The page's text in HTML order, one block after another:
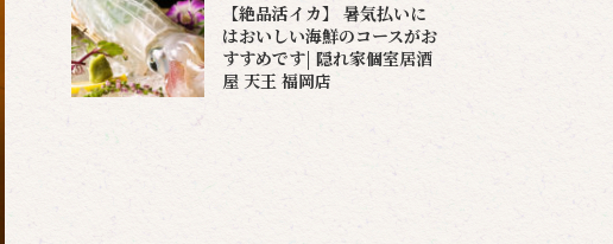
【絶品活イカ】 暑気払いに
はおいしい海鮮のコースがお
すすめです| 隠れ家個室居酒
屋 天王 福岡店